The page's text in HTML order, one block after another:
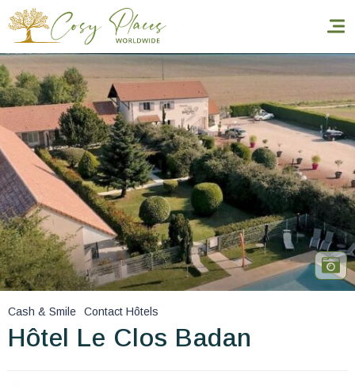
Inicio
Reservar una estancia
Nuestra colección mundial
World’s Best Hotels
Hacer que viajes
Estancia temática
Cash & Smile Contact Hôtels
Hôtel Le Clos Badan